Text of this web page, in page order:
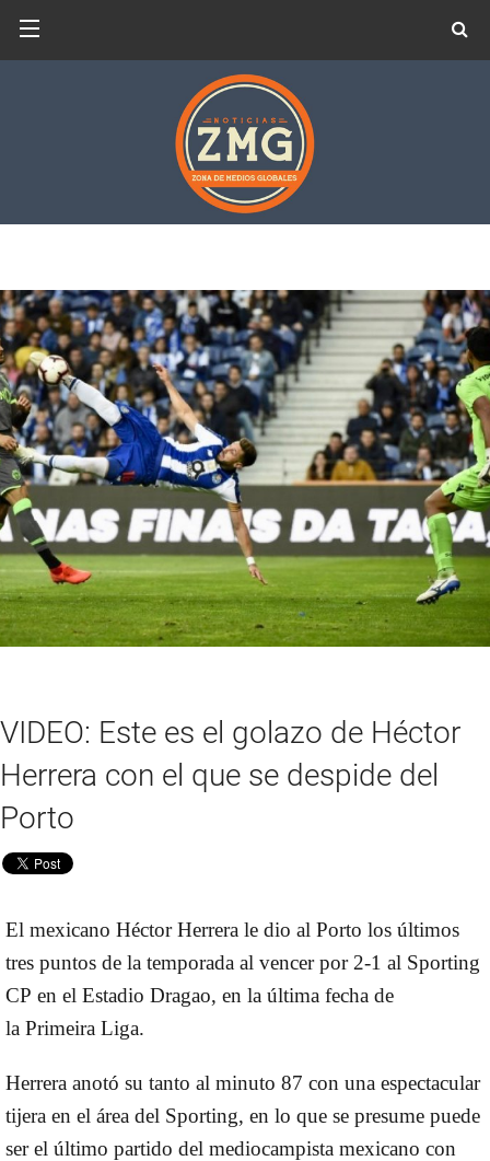
VIDEO: Este es el golazo de Héctor
Herrera con el que se despide del
Porto
El mexicano Héctor Herrera le dio al Porto los últimos
tres puntos de la temporada al vencer por2-1 al Sporting
CP en el Estadio Dragao, en la última fecha de
la Primeira Liga.
Herrera anotó su tanto al minuto 87 con una espectacular
tijera en el área del Sporting, en lo que se presume puede
ser el último partido del mediocampista mexicano con